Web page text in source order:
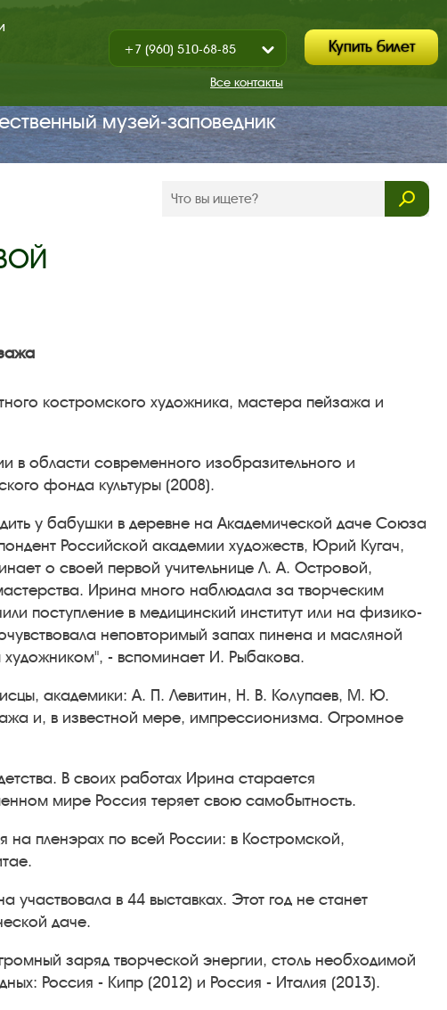
Показать
/
Закрыть
+7 (960) 510-68-85
+7 (930) 347-67-70Все контакты
Купить билет
музей‑заповедник
костромского художника, мастера пейзажа и
в области современного изобразительного и
фонда культуры (2008).
у бабушки в деревне на Академической даче Союза
Российской академии художеств, Юрий Кугач,
о своей первой учительнице Л. А. Островой,
Ирина много наблюдала за творческим
поступление в медицинский институт или на физико-
неповторимый запах пинена и масляной
- вспоминает И. Рыбакова.
академики: А. П. Левитин, Н. В. Колупаев, М. Ю.
и, в известной мере, импрессионизма. Огромное
В своих работах Ирина старается
мире Россия теряет свою самобытность.
пленэрах по всей России: в Костромской,
участвовала в 44 выставках. Этот год не станет
даче.
заряд творческой энергии, столь необходимой
Россия - Кипр (2012) и Россия - Италия (2013).